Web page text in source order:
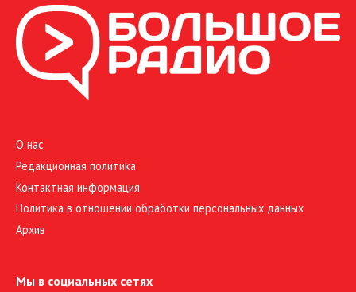
О нас
Редакционная политика
Контактная информация
Политика в отношении обработки персональных данных
Архив
Мы в социальных сетях